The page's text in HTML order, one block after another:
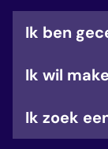
Ik ben
Ik wil
Ik zoek